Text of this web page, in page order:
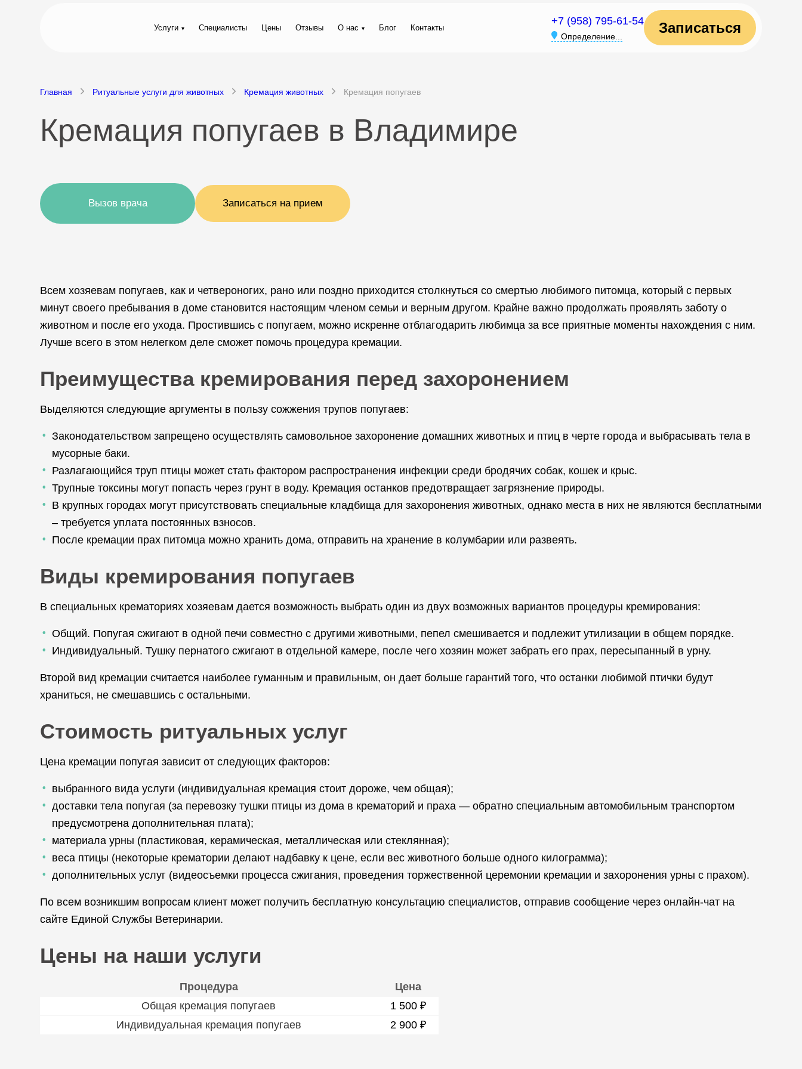
Услуги Специалисты Цены Отзывы О нас Блог Контакты
+7 (958) 795-61-54
Определение...
Записаться
Главная Ритуальные услуги для животных Кремация животных Кремация попугаев
Кремация попугаев в Владимире
Вызов врача Записаться на прием
Всем хозяевам попугаев, как и четвероногих, рано или поздно приходится столкнуться со смертью любимого питомца, который с первых
минут своего пребывания в доме становится настоящим членом семьи и верным другом. Крайне важно продолжать проявлять заботу о
животном и после его ухода. Простившись с попугаем, можно искренне отблагодарить любимца за все приятные моменты нахождения с ним.
Лучше всего в этом нелегком деле сможет помочь процедура кремации.
Преимущества кремирования перед захоронением
Выделяются следующие аргументы в пользу сожжения трупов попугаев:
Законодательством запрещено осуществлять самовольное захоронение домашних животных и птиц в черте города и выбрасывать тела в
мусорные баки.
Разлагающийся труп птицы может стать фактором распространения инфекции среди бродячих собак, кошек и крыс.
Трупные токсины могут попасть через грунт в воду. Кремация останков предотвращает загрязнение природы.
В крупных городах могут присутствовать специальные кладбища для захоронения животных, однако места в них не являются бесплатными
– требуется уплата постоянных взносов.
После кремации прах питомца можно хранить дома, отправить на хранение в колумбарии или развеять.
Виды кремирования попугаев
В специальных крематориях хозяевам дается возможность выбрать один из двух возможных вариантов процедуры кремирования:
Общий. Попугая сжигают в одной печи совместно с другими животными, пепел смешивается и подлежит утилизации в общем порядке.
Индивидуальный. Тушку пернатого сжигают в отдельной камере, после чего хозяин может забрать его прах, пересыпанный в урну.
Второй вид кремации считается наиболее гуманным и правильным, он дает больше гарантий того, что останки любимой птички будут
храниться, не смешавшись с остальными.
Стоимость ритуальных услуг
Цена кремации попугая зависит от следующих факторов:
выбранного вида услуги (индивидуальная кремация стоит дороже, чем общая);
доставки тела попугая (за перевозку тушки птицы из дома в крематорий и праха — обратно специальным автомобильным транспортом
предусмотрена дополнительная плата);
материала урны (пластиковая, керамическая, металлическая или стеклянная);
веса птицы (некоторые крематории делают надбавку к цене, если вес животного больше одного килограмма);
дополнительных услуг (видеосъемки процесса сжигания, проведения торжественной церемонии кремации и захоронения урны с прахом).
По всем возникшим вопросам клиент может получить бесплатную консультацию специалистов, отправив сообщение через онлайн-чат на
сайте Единой Службы Ветеринарии.
Цены на наши услуги
Процедура
Цена
Общая кремация попугаев
1 500 ₽
Индивидуальная кремация попугаев
2 900 ₽